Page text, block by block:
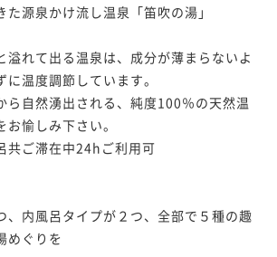
源泉かけ流し温泉「笛吹の湯」
溢れて出る温泉は、成分が薄まらないよ
温度調節しています。
ら自然湧出される、純度100％の天然温
愉しみ下さい。
共ご滞在中24hご利用可
、内風呂タイプが２つ、全部で５種の趣
めぐりを